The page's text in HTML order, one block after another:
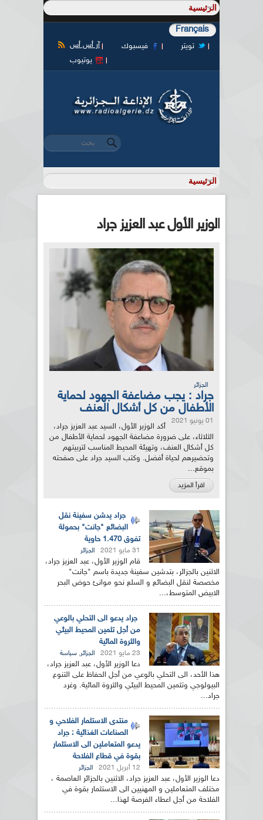
Français
آر أس أس فيسبوك
تويتر
يوتيوب
استمارة البحث
‏بحث ‏
الوزير الأول عبد العزيز جراد
الجزائر
جراد : يجب مضاعفة الجهود لحماية
الأطفال من كل أشكال العنف
01 يونيو 2021
أكد الوزير الأول، السيد عبد العزيز جراد،
الثلاثاء، على ضرورة مضاعفة الجهود لحماية الأطفال من
كل أشكال العنف، وتهيئة المحيط المناسب لتربيتهم
وتحضيرهم لحياة أفضل. وكتب السيد جراد على صفحته
بموقع...
اقرأ المزيد
جراد يدشن سفينة نقل
البضائع "جانت" بحمولة
تفوق 1.470 حاوية
31 مايو 2021 الجزائر
قام الوزير الأول، عبد العزيز جراد،
الاثنين بالجزائر، بتدشين سفينة جديدة باسم "جانت"
مخصصة لنقل البضائع و السلع نحو موانئ حوض البحر
الابيض المتوسط،...
جراد يدعو الى التحلي بالوعي
من أجل تثمين المحيط البيئي
والثروة المائية
23 مايو 2021 الجزائر, سياسة
دعا الوزير الأول، عبد العزيز جراد،
هذا الأحد، الى التحلي بالوعي من أجل الحفاظ على التنوع
البيولوجي وتثمين المحيط البيئي والثروة المائية. وغرد
جراد...
منتدى الاستثمار الفلاحي و
الصناعات الغذائية : جراد
يدعو المتعاملين الى الاستثمار
بقوة في قطاع الفلاحة
12 أبريل 2021 الجزائر
دعا الوزير الأول، عبد العزيز جراد، الاثنين بالجزائر العاصمة ،
مختلف المتعاملين و المهنيين الى الاستثمار بقوة في
الفلاحة من أجل اعطاء الفرصة لهذا...